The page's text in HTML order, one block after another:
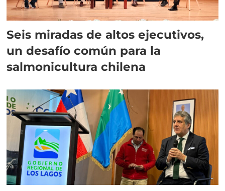
Seis miradas de altos ejecutivos,
un desafío común para la
salmonicultura chilena